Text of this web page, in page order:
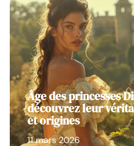
Âge des princesses
découvrez leur
et origines
11 mars 2026